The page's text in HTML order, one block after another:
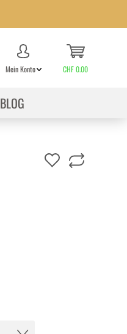
Mein Konto CHF 0.00
BLOG